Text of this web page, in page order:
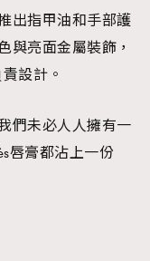
出指甲油和手部護
與亮面金屬裝飾，
設計。
們未必人人擁有一
唇膏都沾上一份